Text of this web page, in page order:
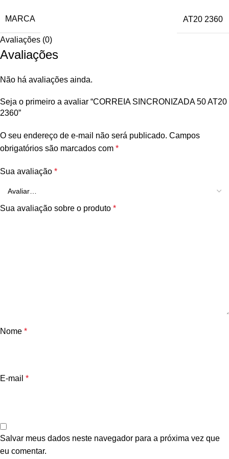
MARCA AT20 2360
Avaliações (0)
Avaliações
Não há avaliações ainda.
Seja o primeiro a avaliar “CORREIA SINCRONIZADA 50 AT20
2360”
O seu endereço de e-mail não será publicado. Campos
obrigatórios são marcados com *
Sua avaliação *
Sua avaliação sobre o produto *
Nome *
E-mail *
Salvar meus dados neste navegador para a próxima vez que
eu comentar.